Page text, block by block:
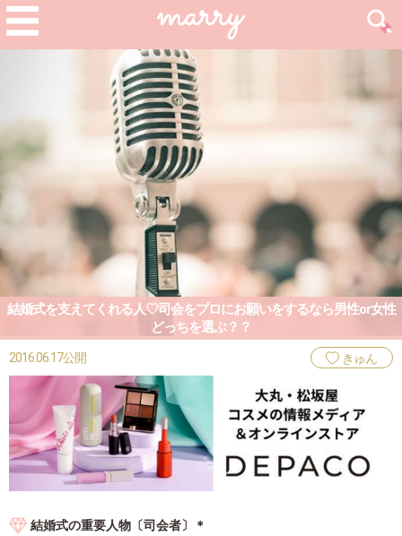
結婚式を支えてくれる人♡司会をプロにお願いをするなら男性or女性
どっちを選ぶ？？
2016.06.17公開 きゅん
結婚式の重要人物〔司会者〕＊